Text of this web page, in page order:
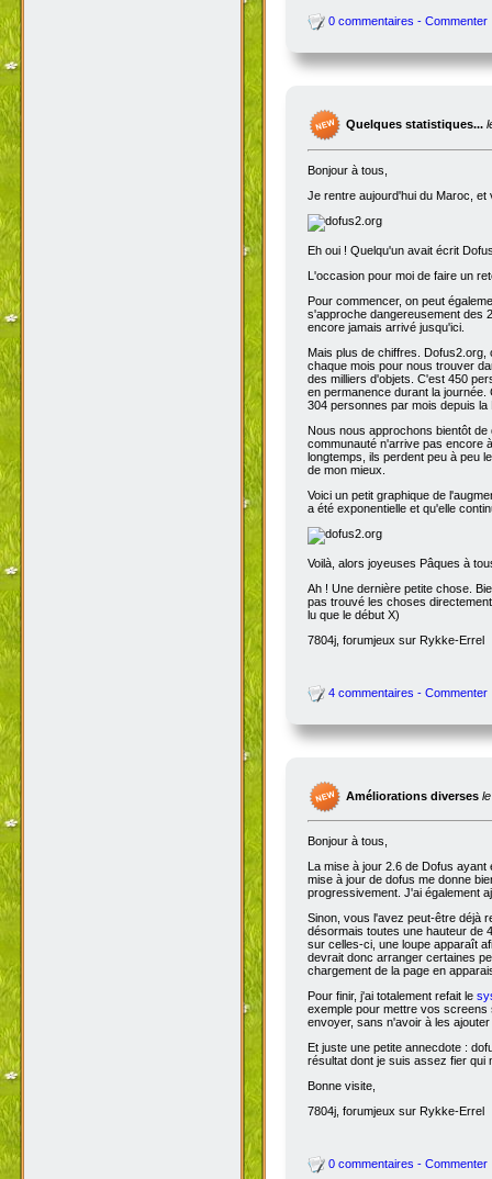
0 commentaires - Commenter
Quelques statistiques...
Bonjour à tous,
Je rentre aujourd'hui du Maroc, et
Eh oui ! Quelqu'un avait écrit
L'occasion pour moi de faire un
Pour commencer, on peut
s'approche dangereusement des
encore jamais arrivé jusqu'ici.
Mais plus de chiffres.
chaque mois pour nous trouver
des milliers d'objets. C'est 450
en permanence durant la
304 personnes par mois depuis
Nous nous approchons bientôt
communauté n'arrive pas encore
longtemps, ils perdent peu à peu
de mon mieux.
Voici un petit graphique de
a été exponentielle et qu'elle
Voilà, alors joyeuses Pâques à
Ah ! Une dernière petite chose.
pas trouvé les choses
lu que le début X)
7804j, forumjeux sur Rykke-Errel
4 commentaires - Commenter
Améliorations diverses
Bonjour à tous,
La mise à jour 2.6 de Dofus
mise à jour de dofus me donne
progressivement. J'ai également
Sinon, vous l'avez peut-être déjà
désormais toutes une hauteur de
sur celles-ci, une loupe apparaît
devrait donc arranger certaines
chargement de la page en
Pour finir, j'ai totalement refait le
exemple pour mettre vos
envoyer, sans n'avoir à les
Et juste une petite annecdote :
résultat dont je suis assez fier qui
Bonne visite,
7804j, forumjeux sur Rykke-Errel
0 commentaires - Commenter